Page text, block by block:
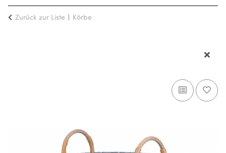
Zurück zur Liste Körbe